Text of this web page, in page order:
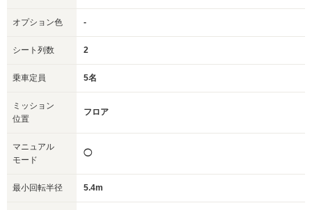
オプション色 -
シート列数 2
乗車定員 5名
ミッション
位置
フロア
マニュアル
モード
◯
最小回転半径 5.4m